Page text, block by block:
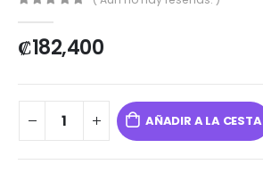
₡182,400
AÑADIR A LA CESTA